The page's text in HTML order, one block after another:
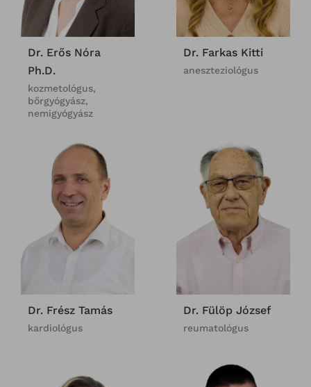
Dr. Erős Nóra
Ph.D.
kozmetológus,
bőrgyógyász,
nemigyógyász
Dr. Farkas Kitti
aneszteziológus
Dr. Frész Tamás
kardiológus
Dr. Fülöp József
reumatológus